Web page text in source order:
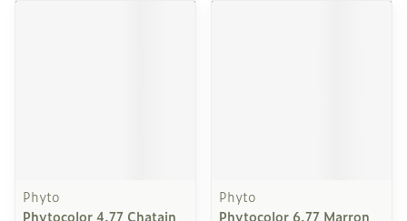
Phyto
Phytocolor 4.77 Chatain
Phyto
Phytocolor 6.77 Marron